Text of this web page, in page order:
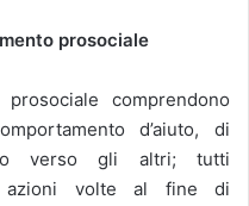
prosociale
comprendono
d’aiuto, di
verso gli altri; tutti
azioni volte al fine di